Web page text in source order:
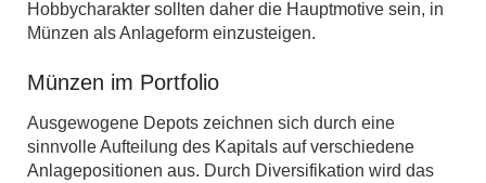
Hobbycharakter sollten daher die Hauptmotive sein, in
Münzen als Anlageform einzusteigen.
Münzen im Portfolio
Ausgewogene Depots zeichnen sich durch eine
sinnvolle Aufteilung des Kapitals auf verschiedene
Anlagepositionen aus. Durch Diversifikation wird das